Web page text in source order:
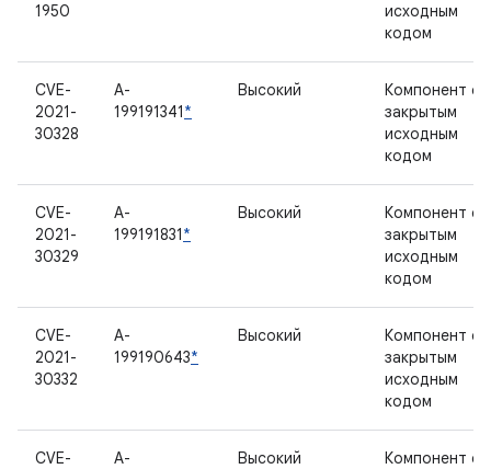
1950
исходным
кодом
CVE-
2021-
30328
A-
199191341*
Высокий
Компонент с
закрытым
исходным
кодом
CVE-
2021-
30329
A-
199191831*
Высокий
Компонент с
закрытым
исходным
кодом
CVE-
2021-
30332
A-
199190643*
Высокий
Компонент с
закрытым
исходным
кодом
CVE-
A-
Высокий
Компонент с